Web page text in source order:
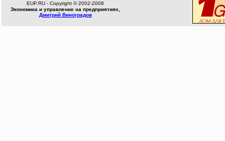
EUP.RU - Copyright © 2002-2008
Экономика и управление на предприятиях,
Дмитрий Виноградов